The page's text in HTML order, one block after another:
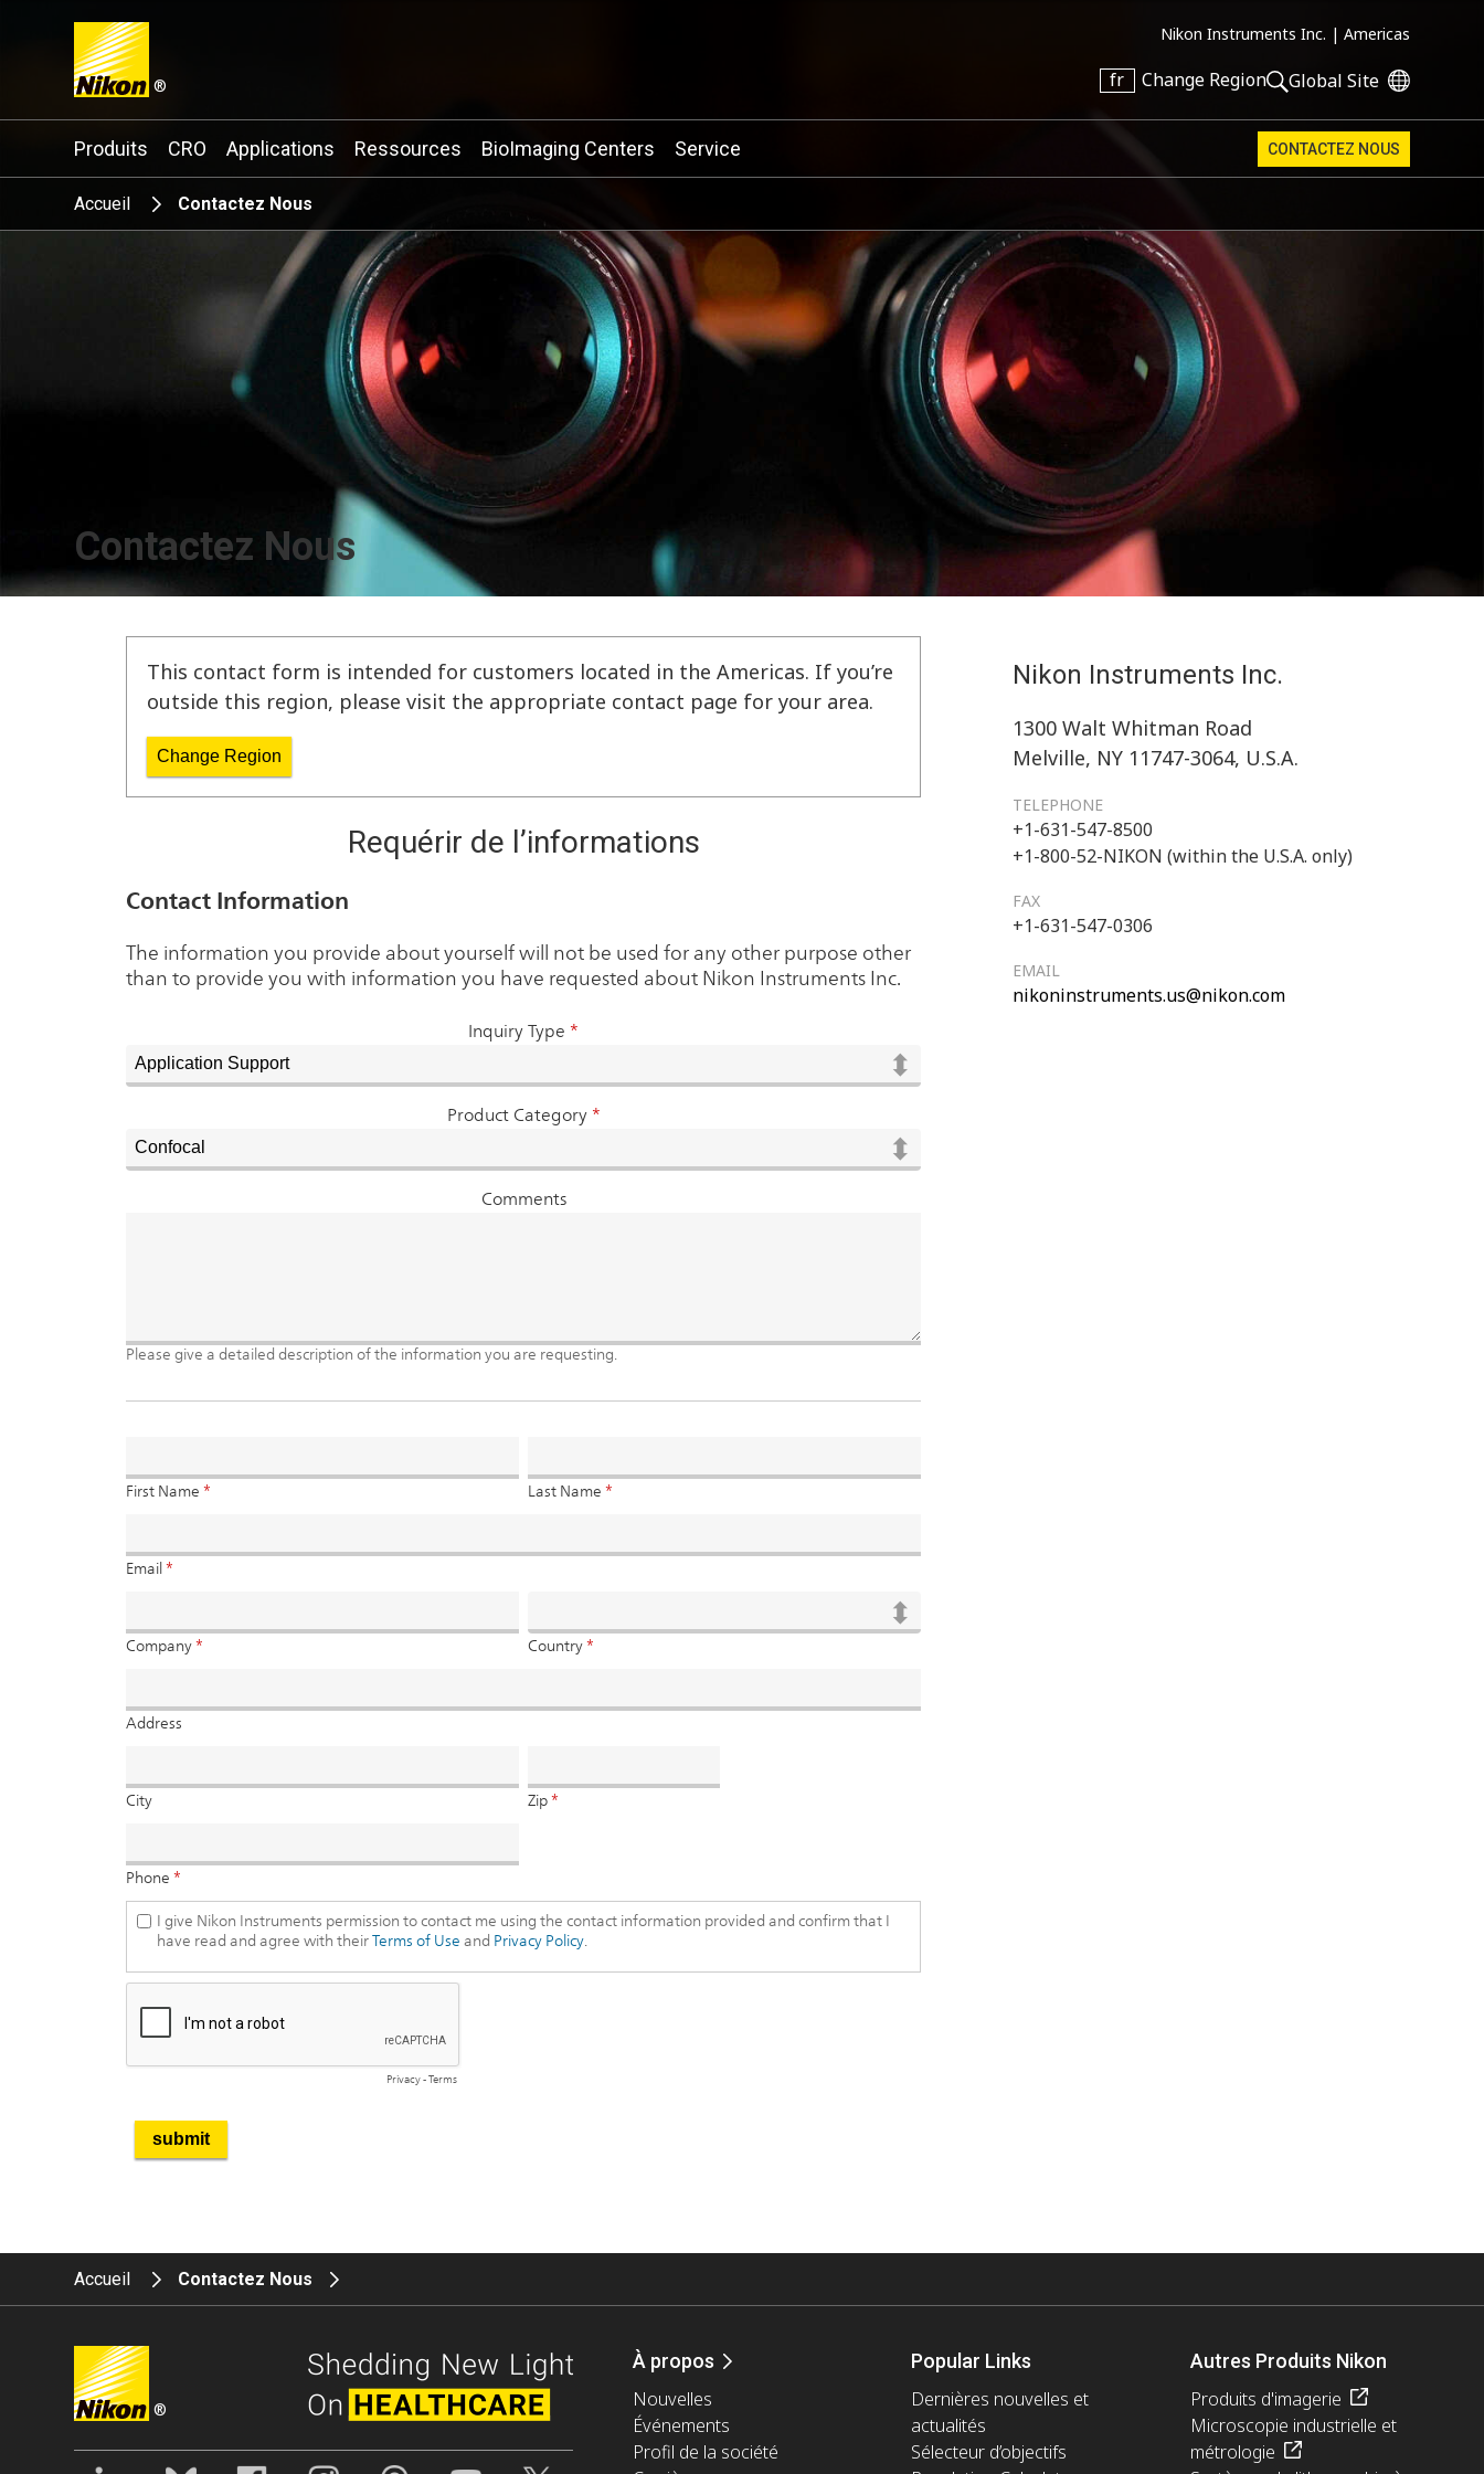
®
Nikon Instruments Inc. | Americas
fr Change Region Global Site
Search keyword(s)
Produits CRO Applications Ressources BioImaging Centers Service CONTACTEZ NOUS
Accueil Contactez Nous
Contactez Nous
This contact form is intended for customers located in the Americas. If you’re
outside this region, please visit the appropriate contact page for your area.
Change Region
Requérir de l’informations
Nikon Instruments Inc.
1300 Walt Whitman Road
Melville, NY 11747-3064, U.S.A.
TELEPHONE
+1-631-547-8500
+1-800-52-NIKON (within the U.S.A. only)
FAX
+1-631-547-0306
EMAIL
nikoninstruments.us@nikon.com
Accueil Contactez Nous
®
À propos
Nouvelles
Événements
Profil de la société
Popular Links
Dernières nouvelles et
actualités
Sélecteur d’objectifs
Autres Produits Nikon
Produits d'imagerie
Microscopie industrielle et
métrologie